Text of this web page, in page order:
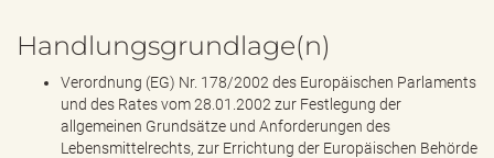
Handlungsgrundlage(n)
Verordnung (EG) Nr. 178/2002 des Europäischen Parlaments
und des Rates vom 28.01.2002 zur Festlegung der
allgemeinen Grundsätze und Anforderungen des
Lebensmittelrechts, zur Errichtung der Europäischen Behörde